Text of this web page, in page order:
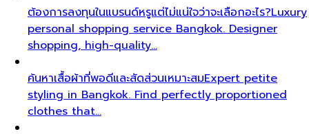
ต้องการลงทุนในแบรนด์หรูแต่ไม่แน่ใจว่าจะเลือกอะไร?Luxury
personal shopping service Bangkok. Designer
shopping, high-quality…
ค้นหาเสื้อผ้าที่พอดีและสัดส่วนเหมาะสมExpert petite
styling in Bangkok. Find perfectly proportioned
clothes that…